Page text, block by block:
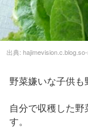
出典:
野菜嫌いな子供も
自分で収穫した
す。